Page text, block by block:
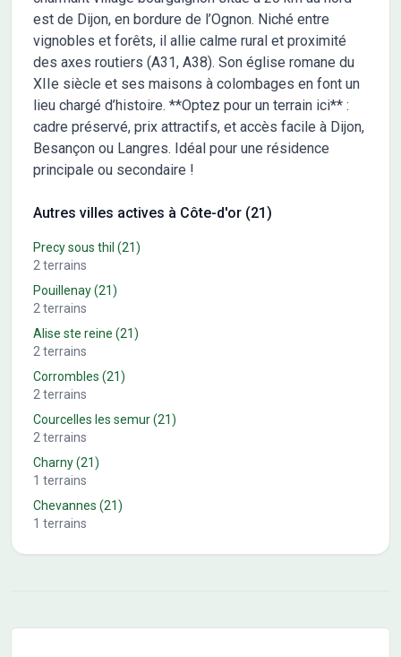
est de Dijon, en bordure de l’Ognon. Niché entre
vignobles et forêts, il allie calme rural et proximité
des axes routiers (A31, A38). Son église romane du
XIIe siècle et ses maisons à colombages en font un
lieu chargé d’histoire. **Optez pour un terrain ici** :
cadre préservé, prix attractifs, et accès facile à Dijon,
Besançon ou Langres. Idéal pour une résidence
principale ou secondaire !
Autres villes actives à Côte-d'or (21)
Precy sous thil (21)
2 terrains
Pouillenay(21)
2 terrains
Alise ste reine (21)
2 terrains
Corrombles (21)
2 terrains
Courcelles les semur(21)
2 terrains
Charny(21)
1 terrains
Chevannes (21)
1 terrains